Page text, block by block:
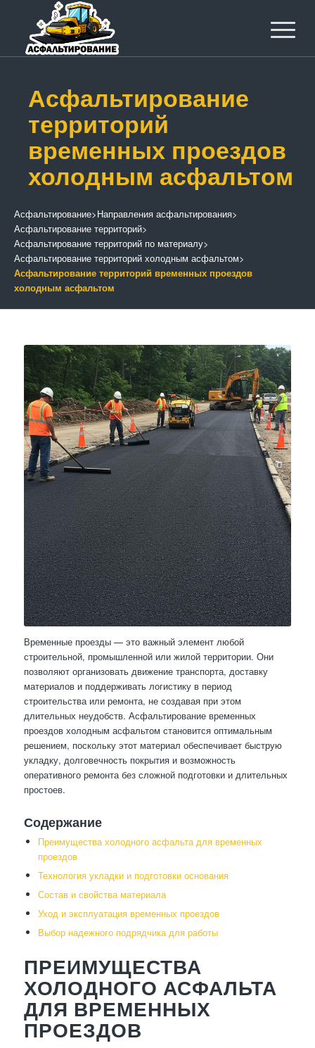
Асфальтирование
территорий
временных проездов
холодным асфальтом
Асфальтирование>Направления асфальтирования>
Асфальтирование территорий>
Асфальтирование территорий по материалу>
Асфальтирование территорий холодным асфальтом>
Асфальтирование территорий временных проездов
холодным асфальтом
Временные проезды — это важный элемент любой
строительной, промышленной или жилой территории. Они
позволяют организовать движение транспорта, доставку
материалов и поддерживать логистику в период
строительства или ремонта, не создавая при этом
длительных неудобств. Асфальтирование временных
проездов холодным асфальтом становится оптимальным
решением, поскольку этот материал обеспечивает быструю
укладку, долговечность покрытия и возможность
оперативного ремонта без сложной подготовки и длительных
простоев.
Содержание
Преимущества холодного асфальта для временных
проездов
Технология укладки и подготовки основания
Состав и свойства материала
Уход и эксплуатация временных проездов
Выбор надежного подрядчика для работы
ПРЕИМУЩЕСТВА
ХОЛОДНОГО АСФАЛЬТА
ДЛЯ ВРЕМЕННЫХ
ПРОЕЗДОВ